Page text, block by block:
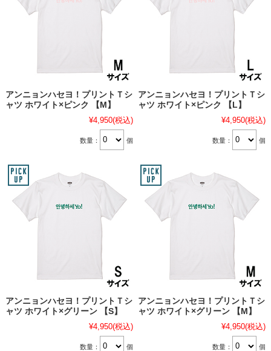
アンニョンハセヨ！プリントＴシ
ャツ ホワイト×ピンク 【M】
¥4,950(税込)
数量： 個
アンニョンハセヨ！プリントＴシ
ャツ ホワイト×ピンク 【L】
¥4,950(税込)
数量： 個
アンニョンハセヨ！プリントＴシ
ャツ ホワイト×グリーン 【S】
¥4,950(税込)
数量： 個
アンニョンハセヨ！プリントＴシ
ャツ ホワイト×グリーン 【M】
¥4,950(税込)
数量： 個